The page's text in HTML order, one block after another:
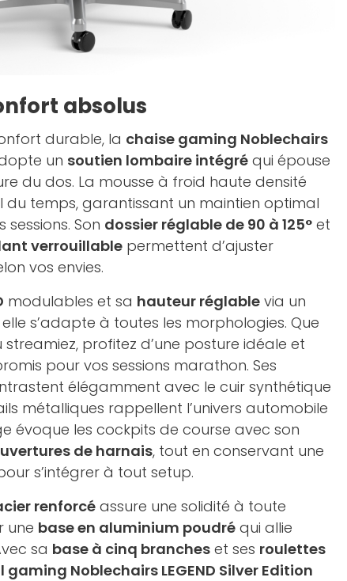
absolus
durable, la chaise gaming Noblechairs
un soutien lombaire intégré qui épouse
du dos. La mousse à froid haute densité
du temps, garantissant un maintien optimal
Son dossier réglable de 90 à 125° et
verrouillable permettent d’ajuster
vos envies.
modulables et sa hauteur réglable via un
s’adapte à toutes les morphologies. Que
streamiez, profitez d’une posture idéale et
pour vos sessions marathon. Ses
élégamment avec le cuir synthétique
métalliques rappellent l’univers automobile
évoque les cockpits de course avec son
de harnais, tout en conservant une
s’intégrer à tout setup.
renforcé assure une solidité à toute
une base en aluminium poudré qui allie
sa base à cinq branches et ses roulettes
Noblechairs LEGEND Silver Edition